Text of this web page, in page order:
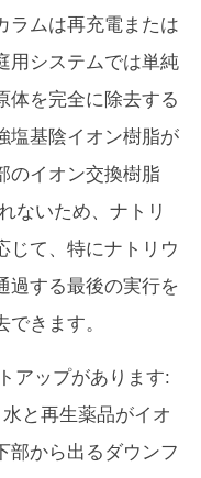
ラムは再充電または
用システムでは単純
体を完全に除去する
塩基陰イオン樹脂が
のイオン交換樹脂
ないため、ナトリ
じて、特にナトリウ
過する最後の実行を
きます。
アップがあります:
と再生薬品がイオ
部から出るダウンフ